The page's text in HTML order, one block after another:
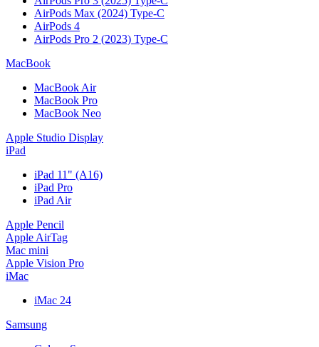
AirPods Max (2024) Type-C
AirPods 4
AirPods Pro 2 (2023) Type-C
MacBook
MacBook Air
MacBook Pro
MacBook Neo
Apple Studio Display
iPad
iPad 11" (A16)
iPad Pro
iPad Air
Apple Pencil
Apple AirTag
Mac mini
Apple Vision Pro
iMac
iMac 24
Samsung